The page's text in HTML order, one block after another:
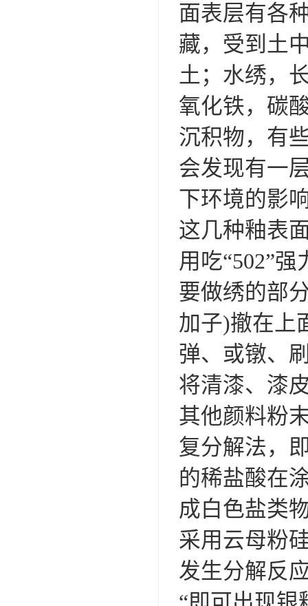
面表层有各
藏，受到土
土；水绣，
氧化铁，碳
沉积物，有
会发现有一
下环境的影
这几种釉表
用吃“502”
要做绣的部
加子)撤在上
弹、或镦、
将清漆、漆
其他颜料粉
复分解法，
的稀盐酸在
成白色盐类
采用云母粉
发生分解反